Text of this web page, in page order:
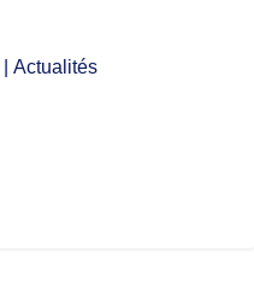
| Actualités